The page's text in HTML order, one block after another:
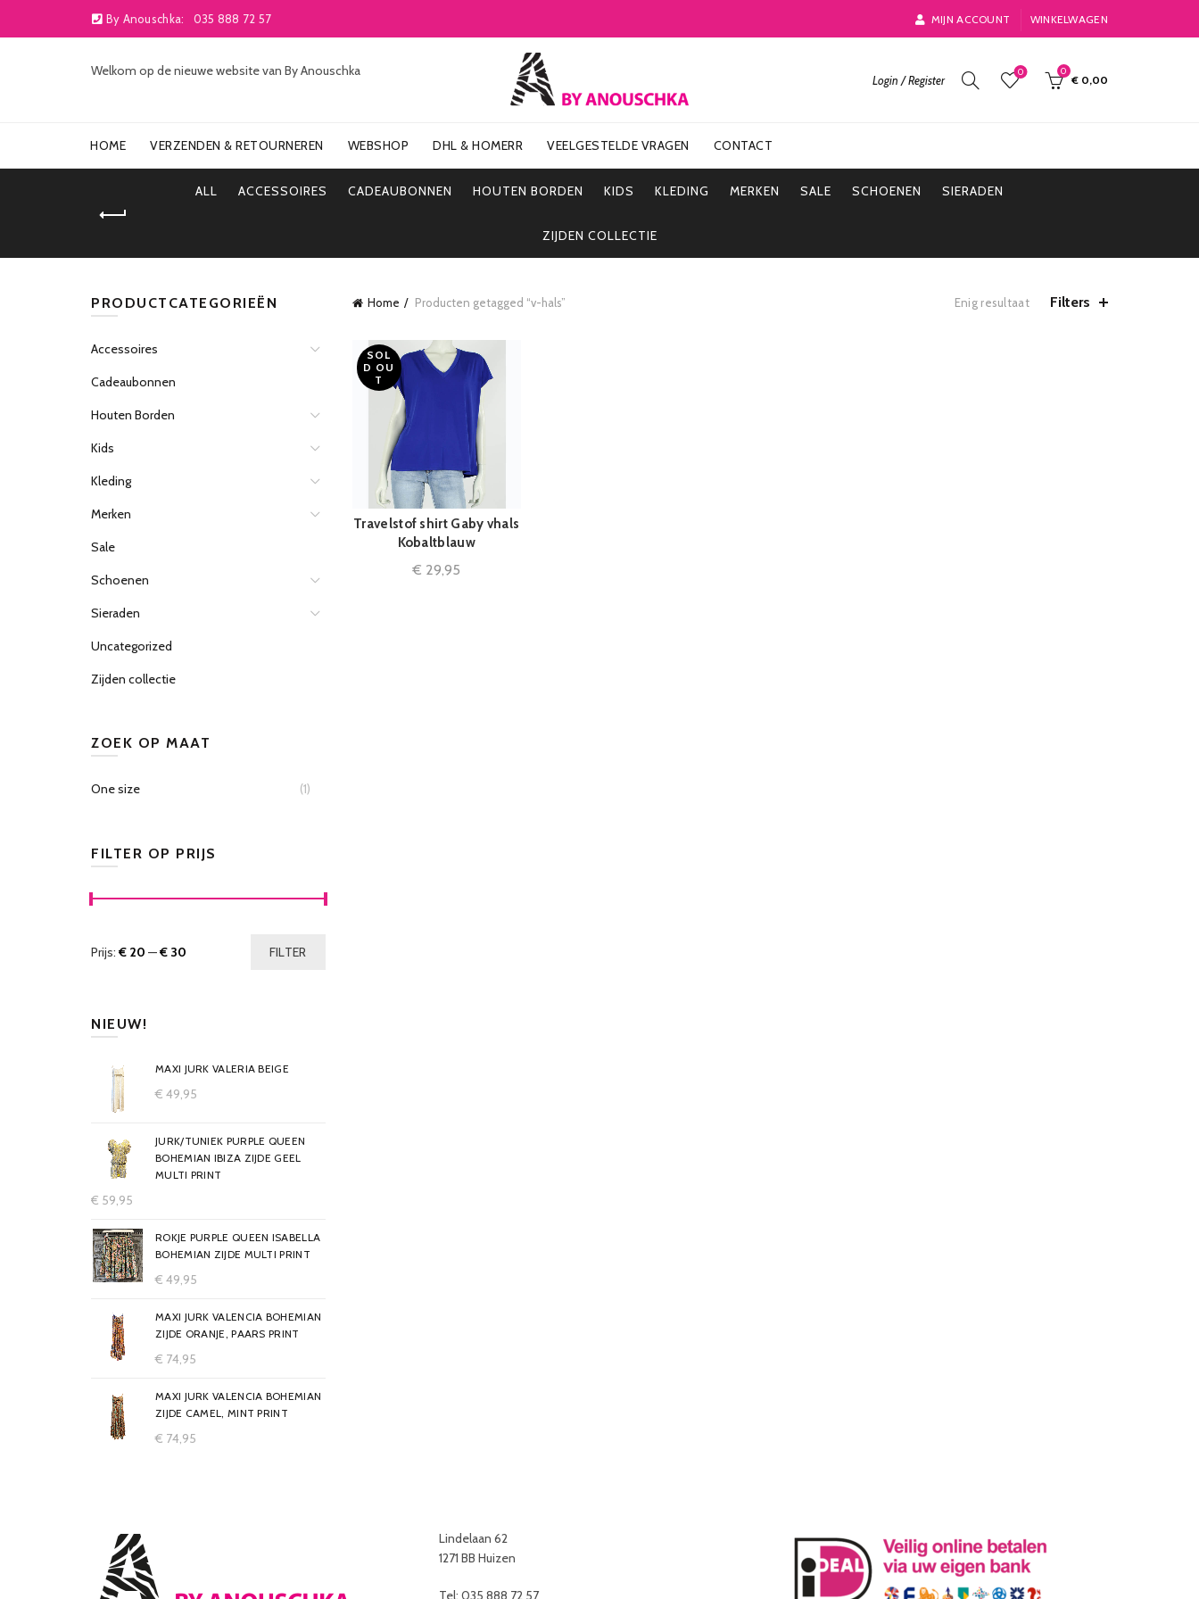
By Anouschka: 035 888 72 57 MIJN ACCOUNT WINKELWAGEN
Welkom op de nieuwe website van By Anouschka
Login / Register
0 0
€ 0,00
HOME VERZENDEN & RETOURNEREN WEBSHOP DHL & HOMERR VEELGESTELDE VRAGEN CONTACT
ALL ACCESSOIRES CADEAUBONNEN HOUTEN BORDEN KIDS KLEDING MERKEN SALE SCHOENEN SIERADEN
ZIJDEN COLLECTIE
Home Producten getagged “v-hals” Enig resultaat Filters
SOL
D OU
T
MEER INFORMATIE
Travelstof shirt Gaby vhals
Kobaltblauw
€ 29,95
PRODUCTCATEGORIEËN
Accessoires
Cadeaubonnen
Houten Borden
Kids
Kleding
Merken
Sale
Schoenen
Sieraden
Uncategorized
Zijden collectie
ZOEK OP MAAT
One size (1)
FILTER OP PRIJS
FILTER
Prijs: € 20 —€ 30
NIEUW!
MAXI JURK VALERIA BEIGE
€ 49,95
JURK/TUNIEK PURPLE QUEEN
BOHEMIAN IBIZA ZIJDE GEEL
MULTI PRINT
€ 59,95
ROKJE PURPLE QUEEN ISABELLA
BOHEMIAN ZIJDE MULTI PRINT
€ 49,95
MAXI JURK VALENCIA BOHEMIAN
ZIJDE ORANJE, PAARS PRINT
€ 74,95
MAXI JURK VALENCIA BOHEMIAN
ZIJDE CAMEL, MINT PRINT
€ 74,95
Lindelaan 62
1271 BB Huizen
Tel: 035 888 72 57